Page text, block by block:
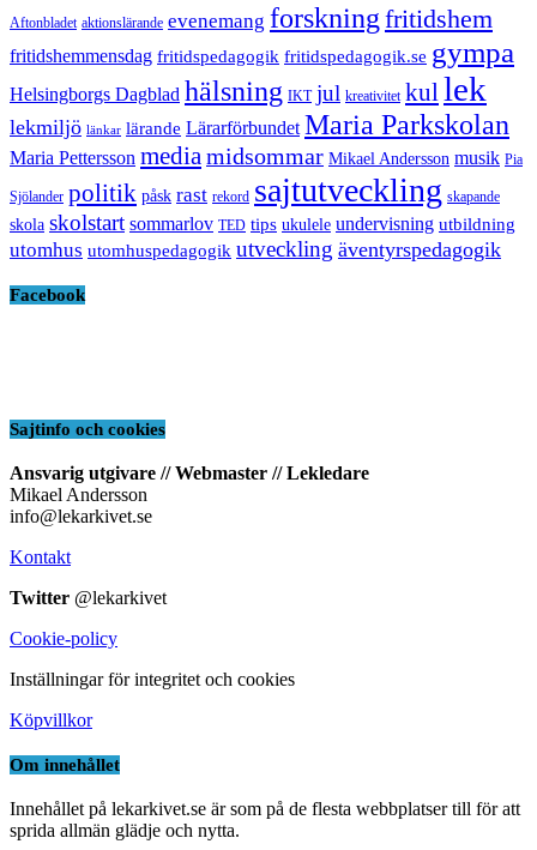
Aftonbladet aktionslärande evenemang forskning fritidshem
fritidshemmensdag fritidspedagogik fritidspedagogik.se gympa
Helsingborgs Dagblad hälsning IKT jul kreativitet kul lek
lekmiljö länkar lärande Lärarförbundet Maria Parkskolan
Maria Pettersson media midsommar Mikael Andersson musik Pia
Sjölander politik påsk rast rekord sajtutveckling skapande
skola skolstart sommarlov TED tips ukulele undervisning utbildning
utomhus utomhuspedagogik utveckling äventyrspedagogik
Facebook
Sajtinfo och cookies
Ansvarig utgivare // Webmaster // Lekledare
Mikael Andersson
info@lekarkivet.se
Kontakt
Twitter @lekarkivet
Cookie-policy
Inställningar för integritet och cookies
Köpvillkor
Om innehållet
Innehållet på lekarkivet.se är som på de flesta webbplatser till för att
sprida allmän glädje och nytta.